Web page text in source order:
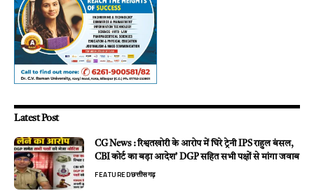
Latest Post
CG News : रिश्वतखोरी के आरोप में घिरे ट्रेनी IPS राहुल बंसल,
CBI कोर्ट का बड़ा आदेश’ DGP सहित सभी पक्षों से मांगा जवाब
FEATUREDछत्तीसगढ़